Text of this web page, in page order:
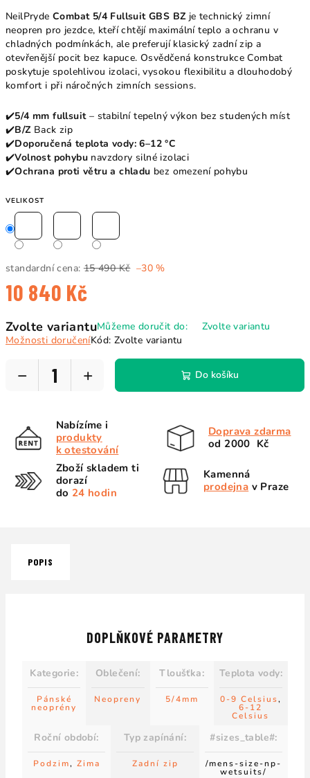
NeilPryde Combat 5/4 Fullsuit GBS BZje technický zimní
neopren pro jezdce, kteří chtějí maximální teplo a ochranu v
chladných podmínkách, ale preferují klasický zadní zip a
otevřenější pocit bez kapuce. Osvědčená konstrukce Combat
poskytuje spolehlivou izolaci, vysokou flexibilitu a dlouhodobý
komfort i při náročných zimních sessions.
✔️5/4 mm fullsuit– stabilní tepelný výkon bez studených míst
✔️B/ZBack zip
✔️Doporučená teplota vody: 6–12 °C
✔️Volnost pohybu navzdory silné izolaci
✔️Ochrana proti větru a chladu bez omezení pohybu
VELIKOST
standardní cena: 15 490 Kč –30 %
10 840 Kč
cena:
Zvolte variantuMůžeme doručit do:
Zvolte variantu
Možnosti doručeníKód: Zvolte variantu
+
− Do košíku
Nabízíme i
produkty
k otestování
Doprava zdarma
od 2000 Kč
Zboží skladem ti
dorazí
do 24 hodin
Kamenná
prodejna v Praze
POPIS
DOPLŇKOVÉ PARAMETRY
Kategorie:
Pánské
neoprény
Oblečení:
Neopreny
Tloušťka:
5/4mm
Teplota vody:
0-9 Celsius,
6-12
Celsius
Roční období:
Podzim, Zima
Typ zapínání:
Zadní zip
#sizes_table#:
/mens-size-np-
wetsuits/